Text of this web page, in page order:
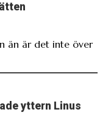
än är det inte över
yttern Linus